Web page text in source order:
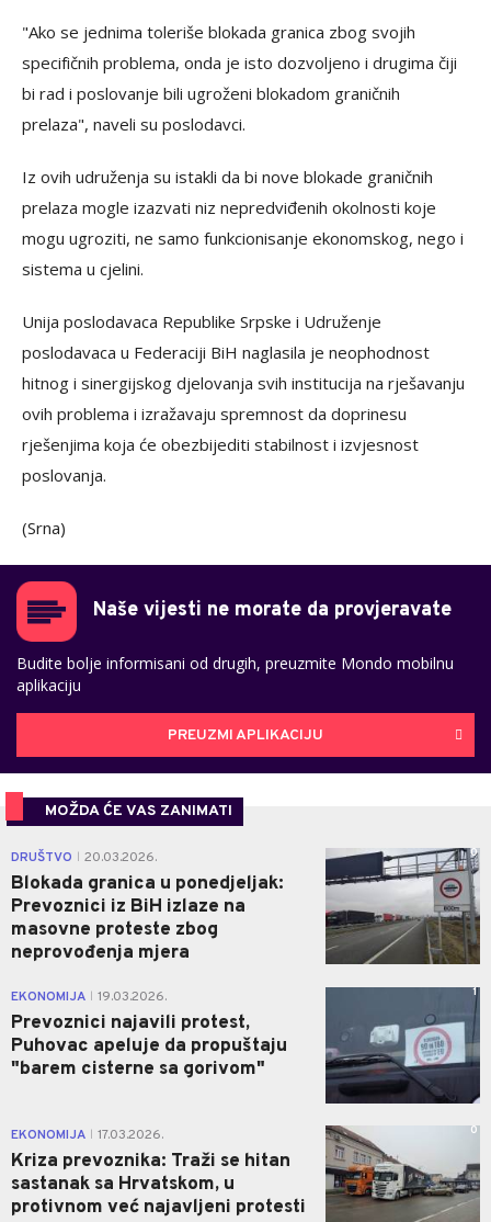
"Ako se jednima toleriše blokada granica zbog svojih
specifičnih problema, onda je isto dozvoljeno i drugima čiji
bi rad i poslovanje bili ugroženi blokadom graničnih
prelaza", naveli su poslodavci.
Iz ovih udruženja su istakli da bi nove blokade graničnih
prelaza mogle izazvati niz nepredviđenih okolnosti koje
mogu ugroziti, ne samo funkcionisanje ekonomskog, nego i
sistema u cjelini.
Unija poslodavaca Republike Srpske i Udruženje
poslodavaca u Federaciji BiH naglasila je neophodnost
hitnog i sinergijskog djelovanja svih institucija na rješavanju
ovih problema i izražavaju spremnost da doprinesu
rješenjima koja će obezbijediti stabilnost i izvjesnost
poslovanja.
(Srna)
Naše vijesti ne morate da provjeravate
Budite bolje informisani od drugih, preuzmite Mondo mobilnu
aplikaciju
PREUZMI APLIKACIJU
MOŽDA ĆE VAS ZANIMATI
DRUŠTVO 20.03.2026.
Blokada granica u ponedjeljak:
Prevoznici iz BiH izlaze na
masovne proteste zbog
neprovođenja mjera
0
EKONOMIJA 19.03.2026.
Prevoznici najavili protest,
Puhovac apeluje da propuštaju
"barem cisterne sa gorivom"
1
EKONOMIJA 17.03.2026.
Kriza prevoznika: Traži se hitan
sastanak sa Hrvatskom, u
protivnom već najavljeni protesti
0